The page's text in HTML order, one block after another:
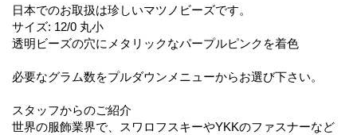
日本でのお取扱は珍しいマツノビーズです。
サイズ: 12/0 丸小
透明ビーズの穴にメタリックなパープルピンクを着色
必要なグラム数をプルダウンメニューからお選び下さい。
スタッフからのご紹介
世界の服飾業界で、スワロフスキーやYKKのファスナーなど